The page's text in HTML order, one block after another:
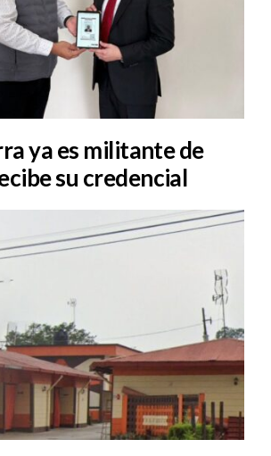
ya es militante de
su credencial